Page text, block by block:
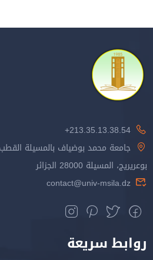
213.35.13.38.54+
جامعة محمد بوضياف بالمسيلة
بوعريريج، المسيلة 28000 الجزائر
contact@univ-msila.dz
روابط سريعة